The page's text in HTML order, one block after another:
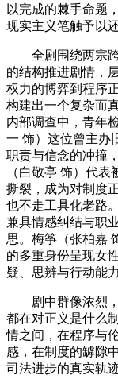
以完成的棘手命题
现实主义笔触予以
全剧围绕两宗跨
的结构推进剧情，
权力的博弈到程序
构建出一个复杂而
内部调查中，青年
一 饰）这位曾主办
职责与信念的冲撞
（白敬亭 饰）代
撕裂，成为对制度
也不走工具化老路
兼具情感纠结与职
思。梅筝（张柏嘉
的多重身份呈现女
疑、思辨与行动能
剧中群像浓烈，
都在对正义是什么
情之间，在程序与
感，在制度的罅隙
司法进步的真实轨迹